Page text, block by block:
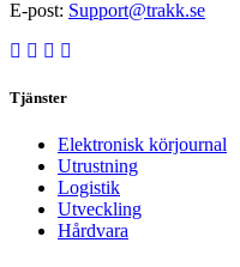
E-post: Support@trakk.se
Tjänster
Elektronisk körjournal
Utrustning
Logistik
Utveckling
Hårdvara